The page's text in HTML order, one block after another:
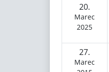
20.
Marec
2025
27.
Marec